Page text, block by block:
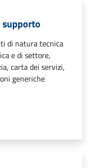
di natura tecnica
e di settore,
carta dei servizi,
generiche